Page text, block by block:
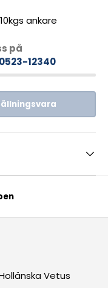
ankare
på
0523-12340
Vetus